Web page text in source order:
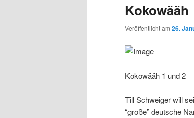
Kokowääh
Veröffentlicht am 26.
Kokowääh 1 und 2
Till Schweiger will
“große” deutsche